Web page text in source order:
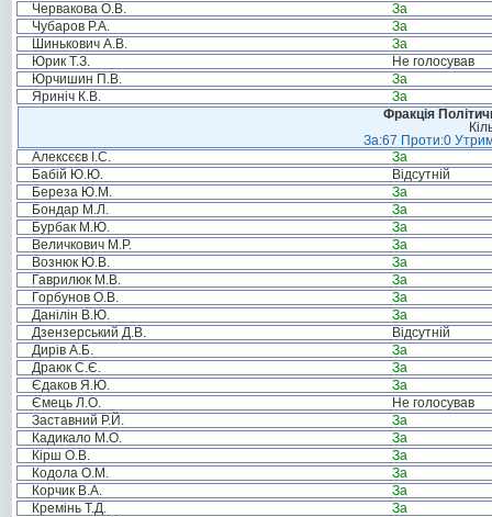
Червакова О.В.
За
Чубаров Р.А.
За
Шинькович А.В.
За
Юрик Т.З.
Не голосував
Юрчишин П.В.
За
Яриніч К.В.
За
Фракція
За:67 Проти:0
Алексєєв І.С.
За
Бабій Ю.Ю.
Відсутній
Береза Ю.М.
За
Бондар М.Л.
За
Бурбак М.Ю.
За
Величкович М.Р.
За
Вознюк Ю.В.
За
Гаврилюк М.В.
За
Горбунов О.В.
За
Данілін В.Ю.
За
Дзензерський Д.В.
Відсутній
Дирів А.Б.
За
Драюк С.Є.
За
Єдаков Я.Ю.
За
Ємець Л.О.
Не голосував
Заставний Р.Й.
За
Кадикало М.О.
За
Кірш О.В.
За
Кодола О.М.
За
Корчик В.А.
За
Кремінь Т.Д.
За